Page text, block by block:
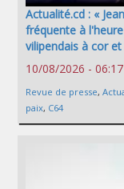
Actualité.cd : «
fréquente à
vilipendais à cor et
10/08/2026 - 06:17
Revue de presse,
paix, C64